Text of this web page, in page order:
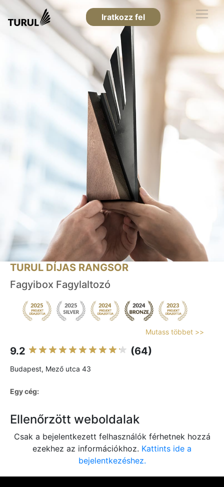
Iratkozz fel
TURUL DÍJAS RANGSOR
Fagyibox Fagylaltozó
Mutass többet >>
9.2 (64)
Budapest, Mező utca 43
Egy cég:
Ellenőrzött weboldalak
Csak a bejelentkezett felhasználók férhetnek hozzá
ezekhez az információkhoz. Kattints ide a
bejelentkezéshez.